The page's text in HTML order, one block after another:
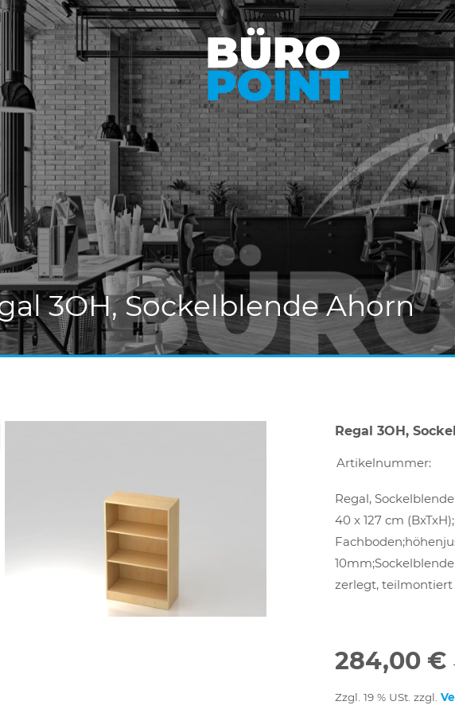
3OH, Sockelblende Ahorn
Regal 3OH,
Artikelnummer:
Regal,
40 x 127 cm
zerlegt, teilmontiert
284,00 €
Zzgl. 19 % USt. zzgl.